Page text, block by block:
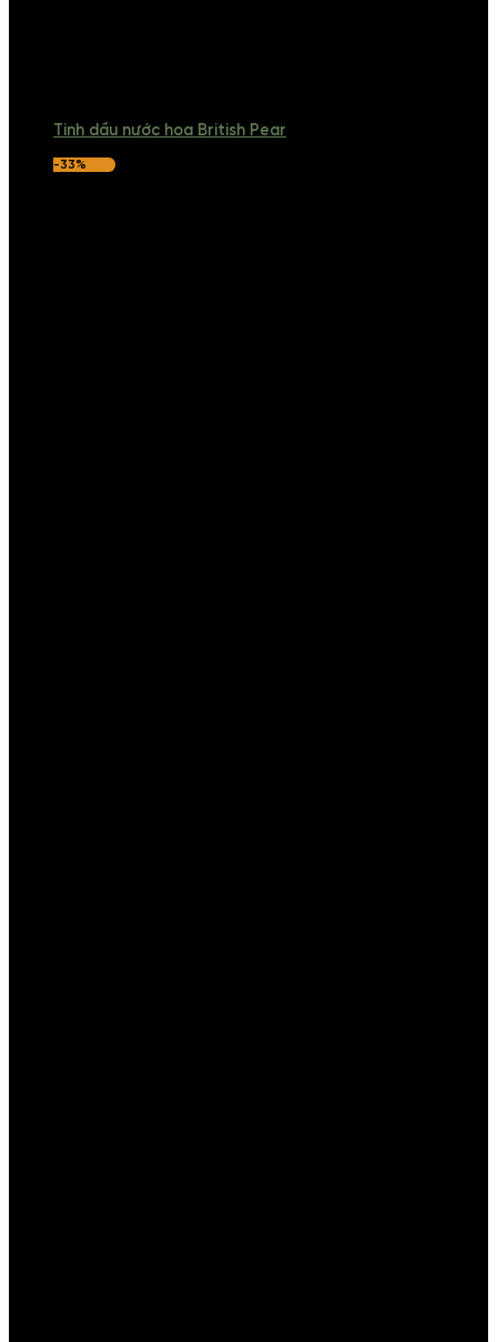
Tinh dầu nước hoa British Pear
-33%